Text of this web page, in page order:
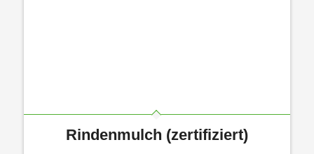
Rindenmulch (zertifiziert)